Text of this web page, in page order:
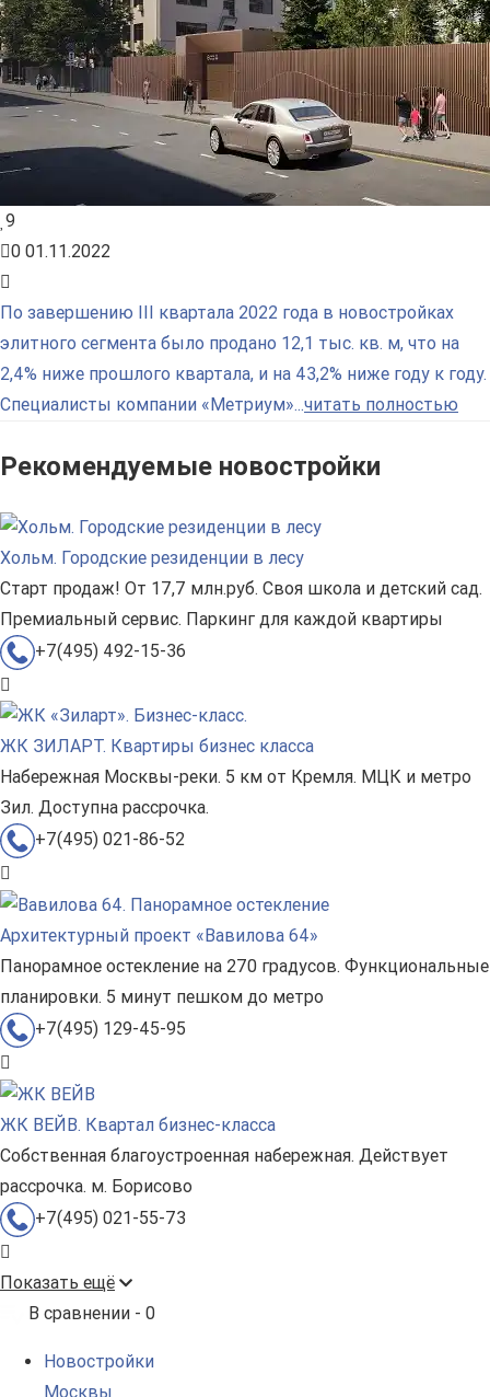
9
0 01.11.2022
По завершению III квартала 2022 года в новостройках
элитного сегмента было продано 12,1 тыс. кв. м, что на
2,4% ниже прошлого квартала, и на 43,2% ниже году к году.
Специалисты компании «Метриум»...читать полностью
Рекомендуемые новостройки
Хольм. Городские резиденции в лесу
Старт продаж! От 17,7 млн.руб. Своя школа и детский сад.
Премиальный сервис. Паркинг для каждой квартиры
+7(495) 492-15-36
ЖК ЗИЛАРТ. Квартиры бизнес класса
Набережная Москвы-реки. 5 км от Кремля. МЦК и метро
Зил. Доступна рассрочка.
+7(495) 021-86-52
Архитектурный проект «Вавилова 64»
Панорамное остекление на 270 градусов. Функциональные
планировки. 5 минут пешком до метро
+7(495) 129-45-95
ЖК ВЕЙВ. Квартал бизнес-класса
Собственная благоустроенная набережная. Действует
рассрочка. м. Борисово
+7(495) 021-55-73
Показать ещё
В сравнении - 0
Новостройки
Москвы